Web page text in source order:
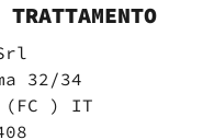
32/34
(FC ) IT